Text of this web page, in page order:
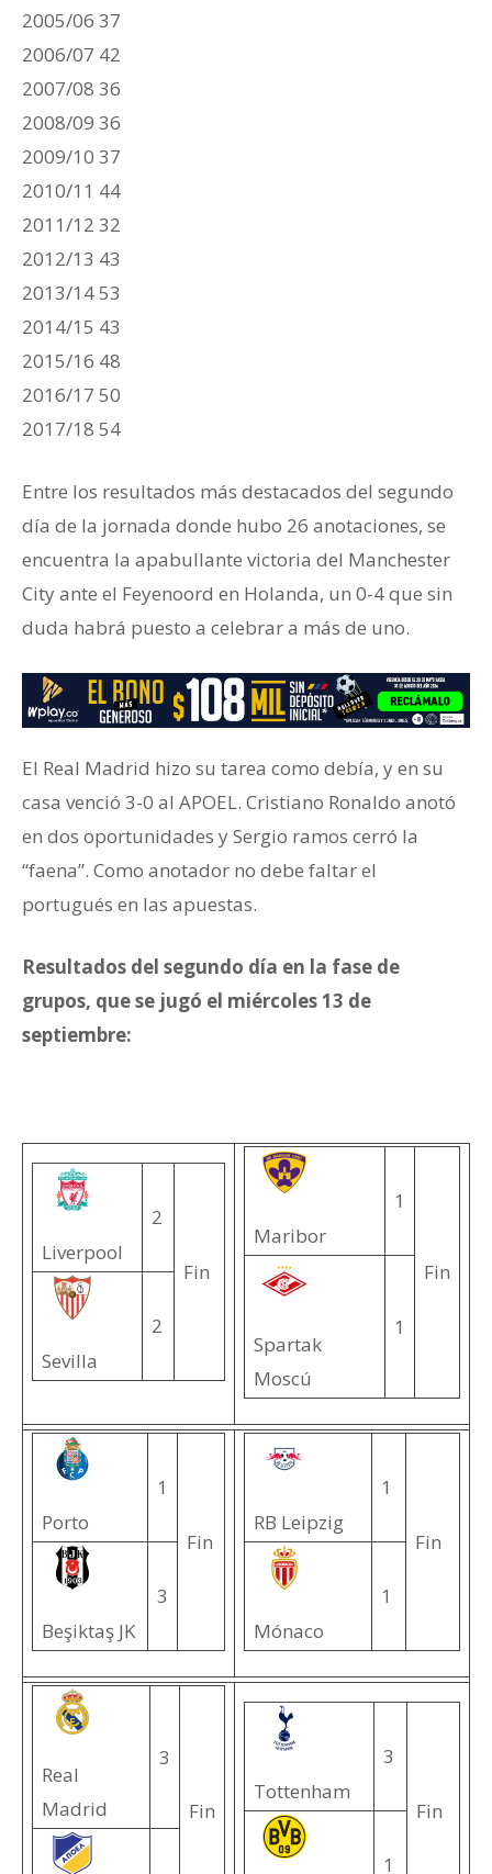
2005/06 37
2006/07 42
2007/08 36
2008/09 36
2009/10 37
2010/11 44
2011/12 32
2012/13 43
2013/14 53
2014/15 43
2015/16 48
2016/17 50
2017/18 54
Entre los resultados más destacados del segundo
día de la jornada donde hubo 26 anotaciones, se
encuentra la apabullante victoria del Manchester
City ante el Feyenoord en Holanda, un 0-4 que sin
duda habrá puesto a celebrar a más de uno.
El Real Madrid hizo su tarea como debía, y en su
casa venció 3-0 al APOEL. Cristiano Ronaldo anotó
en dos oportunidades y Sergio ramos cerró la
“faena”. Como anotador no debe faltar el
portugués en las apuestas.
Resultados del segundo día en la fase de
grupos, que se jugó el miércoles 13 de
septiembre:
Liverpool
2
Fin
Sevilla
2
Maribor
1
Fin
Spartak
Moscú
1
Porto
1
Fin
Beşiktaş JK
3
RB Leipzig
1
Fin
Mónaco
1
Real
Madrid
3
Fin
Tottenham
3
Fin
1